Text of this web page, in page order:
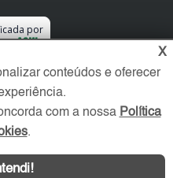
por
X
conteúdos e oferecer
com a nossa Política
.